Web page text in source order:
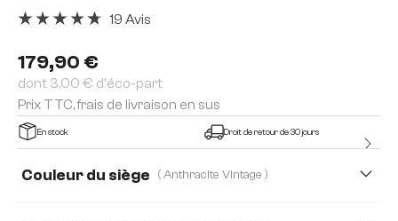
179,90 €
dont 3,00 € d'éco-part
Prix TTC, frais de livraison en sus
19 Avis
En stock Droit de retour de 30 jours
Couleur du siège ( Anthracite Vintage )